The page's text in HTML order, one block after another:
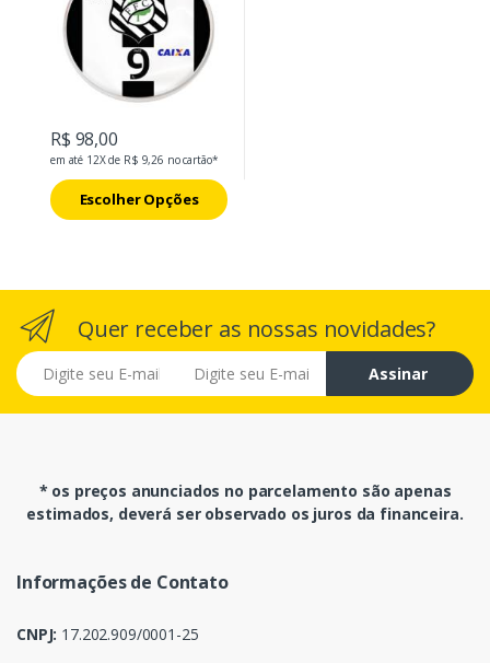
R$ 98,00
em até 12X de R$ 9,26 no cartão*
Escolher Opções
Quer receber as nossas novidades?
E-mail
Assinar
* os preços anunciados no parcelamento são apenas
estimados, deverá ser observado os juros da financeira.
Informações de Contato
CNPJ: 17.202.909/0001-25